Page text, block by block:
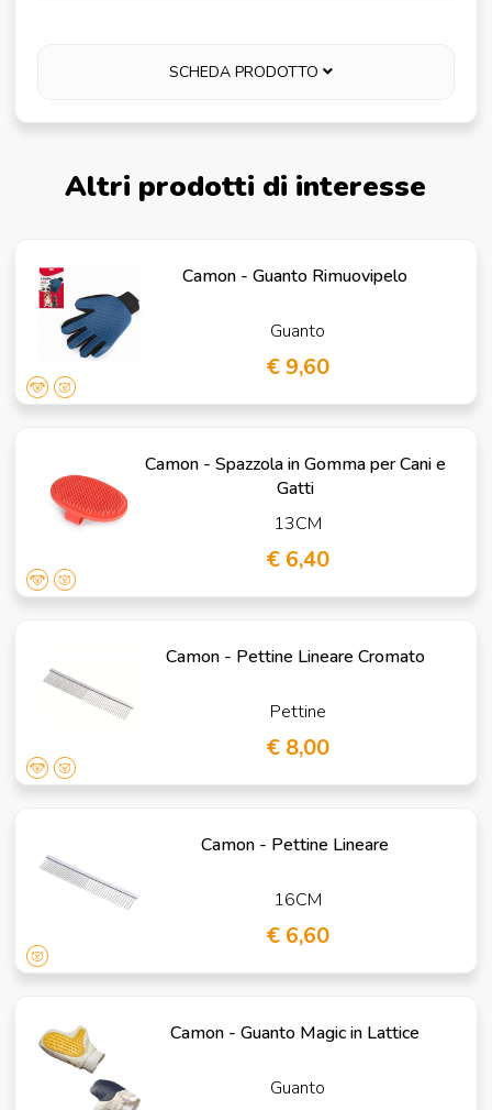
SCHEDA PRODOTTO
Altri prodotti di interesse
Camon - Guanto Rimuovipelo
Guanto
€ 9,60
Camon - Spazzola in Gomma per Cani e
Gatti
13CM
€ 6,40
Camon - Pettine Lineare Cromato
Pettine
€ 8,00
Camon - Pettine Lineare
16CM
€ 6,60
Camon - Guanto Magic in Lattice
Guanto